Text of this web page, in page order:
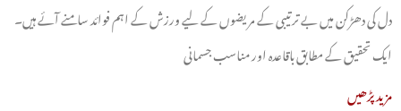
دل کی دھڑکن میں بے ترتیبی کے مریضوں کے لیے ورزش کے اہم فوائد سامنے آئے ہیں۔
ایک تحقیق کے مطابق باقاعدہ اور مناسب جسمانی
مزید پڑھیں